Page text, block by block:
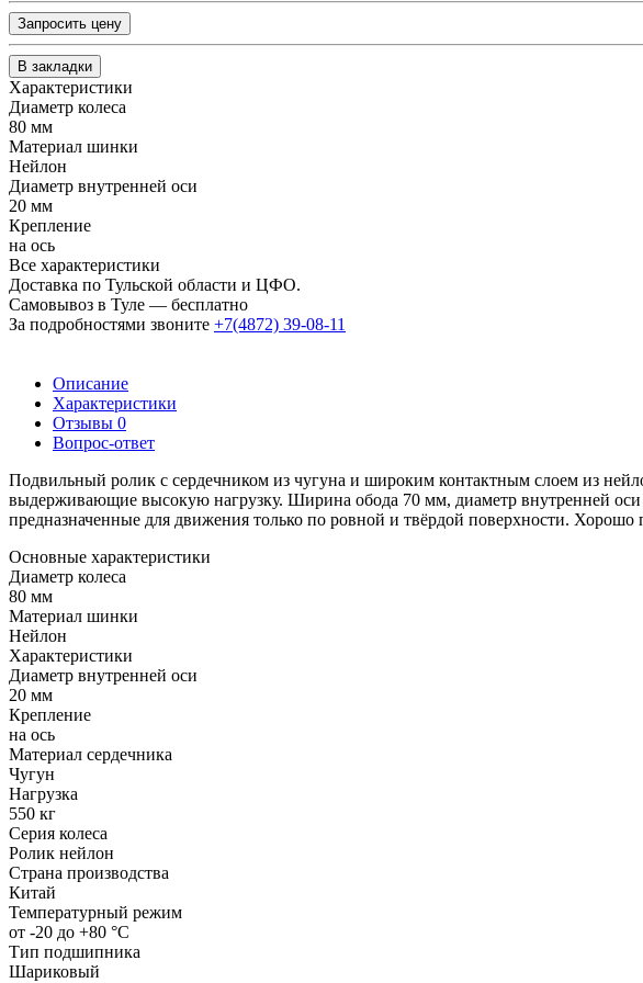
Запросить цену
В закладки
Характеристики
Диаметр колеса
80 мм
Материал шинки
Нейлон
Диаметр внутренней оси
20 мм
Крепление
на ось
Все характеристики
Доставка по Тульской области и ЦФО.
Самовывоз в Туле — бесплатно
За подробностями звоните +7(4872) 39-08-11
Описание
Характеристики
Отзывы 0
Вопрос-ответ
Подвильный ролик с сердечником из чугуна и широким контактным слоем из
выдерживающие высокую нагрузку. Ширина обода 70 мм, диаметр внутренней оси
предназначенные для движения только по ровной и твёрдой поверхности.
Основные характеристики
Диаметр колеса
80 мм
Материал шинки
Нейлон
Характеристики
Диаметр внутренней оси
20 мм
Крепление
на ось
Материал сердечника
Чугун
Нагрузка
550 кг
Серия колеса
Ролик нейлон
Страна производства
Китай
Температурный режим
от -20 до +80 °С
Тип подшипника
Шариковый